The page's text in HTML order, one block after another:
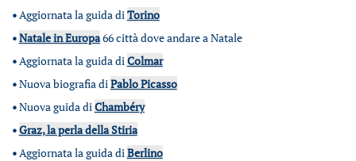
•Aggiornata la guida diTorino
•Natale in Europa66 città dove andare a Natale
•Aggiornata la guida diColmar
•Nuova biografia diPablo Picasso
•Nuova guida diChambéry
•Graz, la perla della Stiria
•Aggiornata la guida diBerlino